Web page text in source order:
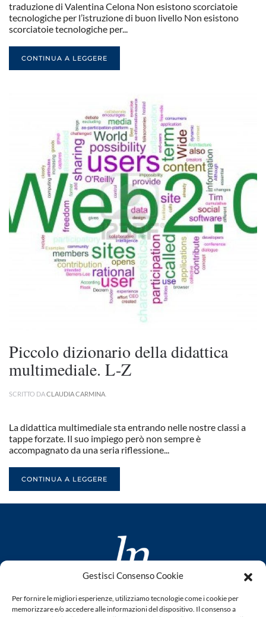
Gestisci Consenso Cookie
Per fornire le migliori esperienze, utilizziamo tecnologie come i cookie per
memorizzare e/o accedere alle informazioni del dispositivo. Il consenso a
traduzione di Valentina Celona Non esistono scorciatoie
tecnologiche per l’istruzione di buon livello Non esistono
scorciatoie tecnologiche per...
CONTINUA A LEGGERE
Piccolo dizionario della didattica
multimediale. L-Z
SCRITTO DACLAUDIA CARMINA
La didattica multimediale sta entrando nelle nostre classi a
tappe forzate. Il suo impiego però non sempre è
accompagnato da una seria riflessione...
CONTINUA A LEGGERE
www.laletteraturaenoi.it
fondato da Romano Luperini